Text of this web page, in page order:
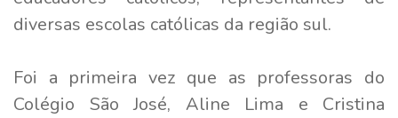
diversas escolas católicas da região sul.
Foi a primeira vez que as professoras do
Colégio São José, Aline Lima e Cristina